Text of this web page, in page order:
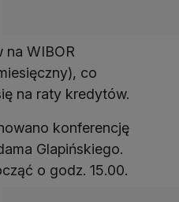
na WIBOR
co
na raty kredytów.
konferencję
Glapińskiego.
o godz. 15.00.